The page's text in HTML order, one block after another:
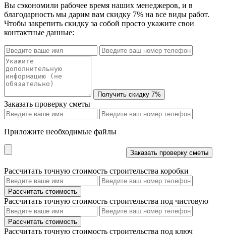
Вы сэкономили рабочее время наших менеджеров, и в
благодарность мы дарим вам скидку 7% на все виды работ.
Чтобы закрепить скидку за собой просто укажите свои
контактные данные:
Заказать проверку сметы
Приложите необходимые файлы
Рассчитать точную стоимость строительства коробки
Рассчитать точную стоимость строительства под чистовую
Рассчитать точную стоимость строительства под ключ